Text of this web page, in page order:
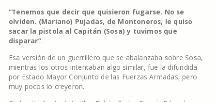
“Tenemos que decir que quisieron fugarse. No se
olviden. (Mariano) Pujadas, de Montoneros, le quiso
sacar la pistola al Capitán (Sosa) y tuvimos que
disparar”.
Esa versión de un guerrillero que se abalanzaba sobre Sosa,
mientras los otros intentaban algo similar, fue la difundida
por Estado Mayor Conjunto de las Fuerzas Armadas, pero
muy pocos lo creyeron.